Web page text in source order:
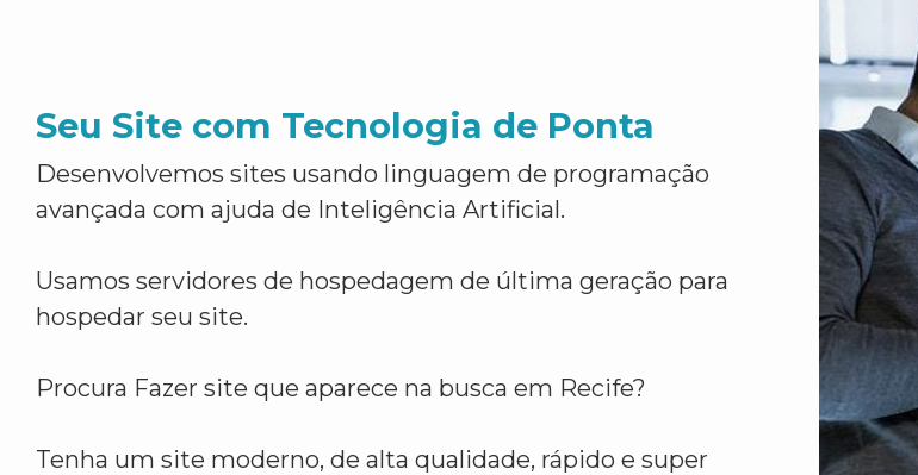
Seu Site com Tecnologia de Ponta
Desenvolvemos sites usando linguagem de programação
avançada com ajuda de Inteligência Artificial.
Usamos servidores de hospedagem de última geração para
hospedar seu site.
Procura Fazer site que aparece na busca em Recife?
Tenha um site moderno, de alta qualidade, rápido e super